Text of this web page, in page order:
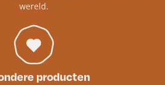
wereld.
producten